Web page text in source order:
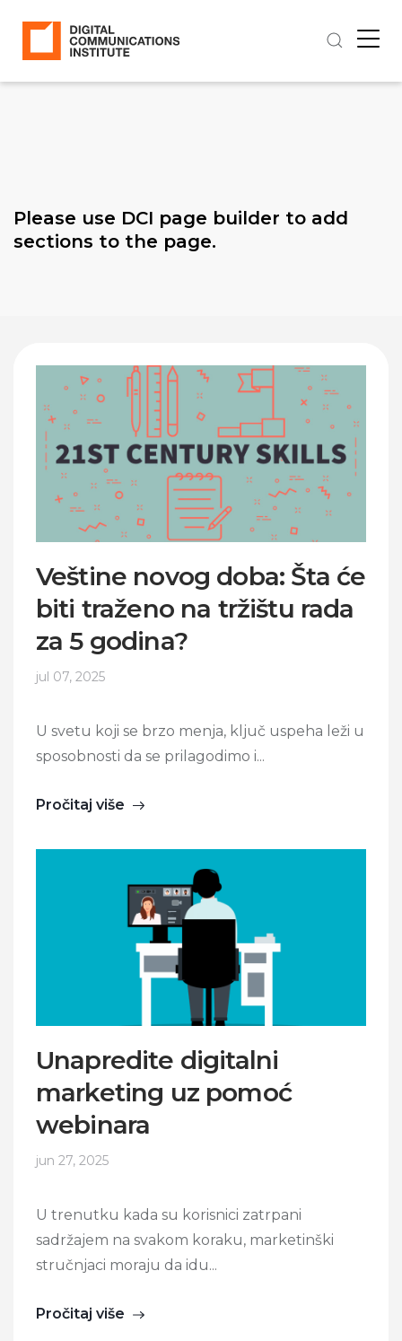
Please use DCI page builder to add
sections to the page.
Veštine novog doba: Šta će
biti traženo na tržištu rada
za 5 godina?
jul 07, 2025
U svetu koji se brzo menja, ključ uspeha leži u
sposobnosti da se prilagodimo i...
Pročitaj više
Unapredite digitalni
marketing uz pomoć
webinara
jun 27, 2025
U trenutku kada su korisnici zatrpani
sadržajem na svakom koraku, marketinški
stručnjaci moraju da idu...
Pročitaj više